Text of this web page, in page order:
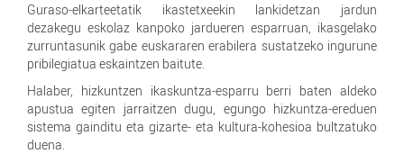
Guraso-elkarteetatik ikastetxeekin lankidetzan jardun
dezakegu eskolaz kanpoko jardueren esparruan, ikasgelako
zurruntasunik gabe euskararen erabilera sustatzeko ingurune
pribilegiatua eskaintzen baitute.
Halaber, hizkuntzen ikaskuntza-esparru berri baten aldeko
apustua egiten jarraitzen dugu, egungo hizkuntza-ereduen
sistema gainditu eta gizarte- eta kultura-kohesioa bultzatuko
duena.